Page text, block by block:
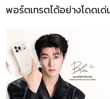
พอร์ตเทรตได้อย่างโดดเ